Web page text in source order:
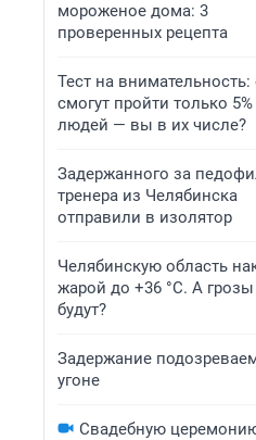
мороженое дома: 3
проверенных рецепта
Тест на внимательность:
смогут пройти только 5%
людей — вы в их числе?
Задержанного за
тренера из Челябинска
отправили в изолятор
Челябинскую область
жарой до +36 °C. А грозы
будут?
Задержание
угоне
Свадебную